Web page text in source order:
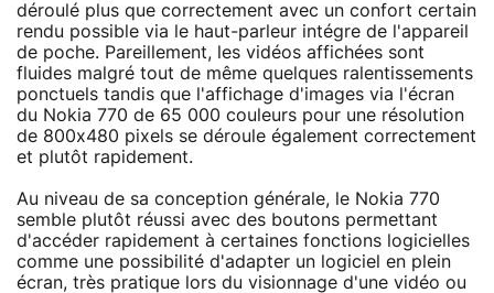
déroulé plus que correctement avec un confort certain
rendu possible via le haut-parleur intégre de l'appareil
de poche. Pareillement, les vidéos affichées sont
fluides malgré tout de même quelques ralentissements
ponctuels tandis que l'affichage d'images via l'écran
du Nokia 770 de 65 000 couleurs pour une résolution
de 800x480 pixels se déroule également correctement
et plutôt rapidement.
Au niveau de sa conception générale, le Nokia 770
semble plutôt réussi avec des boutons permettant
d'accéder rapidement à certaines fonctions logicielles
comme une possibilité d'adapter un logiciel en plein
écran, très pratique lors du visionnage d'une vidéo ou